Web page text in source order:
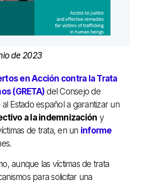
de 2023
en Acción contra la Trata
(GRETA)del Consejo de
Estado español a garantizar un
a la indemnización y
de trata, en un informe
aunque las víctimas de trata
para solicitar una